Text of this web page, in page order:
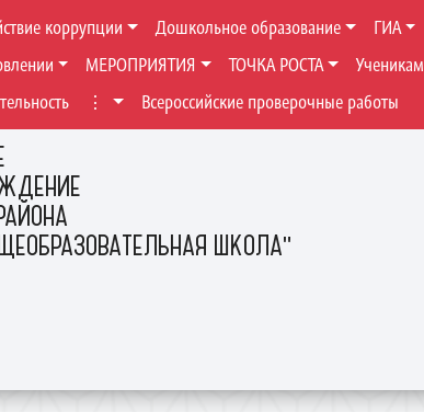
ШКОЛА"
коррупции Дошкольное образование
ГИА
МЕРОПРИЯТИЯ ТОЧКА РОСТА Ученикам
⋮ Всероссийские проверочные работы